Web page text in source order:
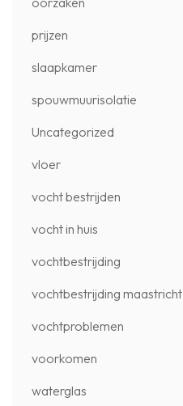
prijzen
slaapkamer
spouwmuurisolatie
Uncategorized
vloer
vocht bestrijden
vocht in huis
vochtbestrijding
vochtbestrijding maastricht
vochtproblemen
voorkomen
waterglas